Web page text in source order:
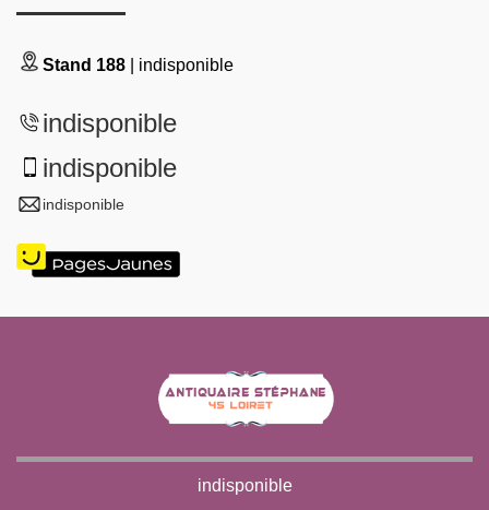
Stand 188 | indisponible
indisponible
indisponible
indisponible
indisponible